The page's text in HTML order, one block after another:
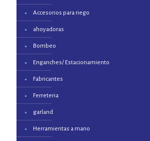
Accesorios para riego
ahoyadoras
Bombeo
Enganches/ Estacionamiento
Fabricantes
Ferreteria
garland
Herramientas a mano